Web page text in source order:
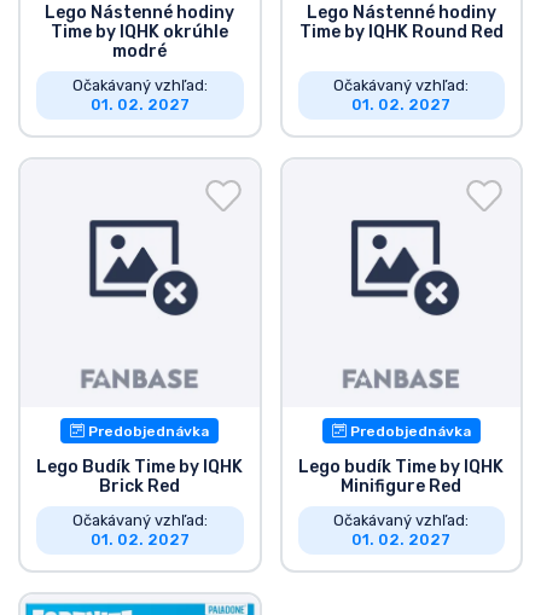
Lego Nástenné hodiny
Time by IQHK okrúhle
modré
Očakávaný vzhľad:
01. 02. 2027
Lego Nástenné hodiny
Time by IQHK Round Red
Očakávaný vzhľad:
01. 02. 2027
Predobjednávka
Lego Budík Time by IQHK
Brick Red
Očakávaný vzhľad:
01. 02. 2027
Predobjednávka
Lego budík Time by IQHK
Minifigure Red
Očakávaný vzhľad:
01. 02. 2027